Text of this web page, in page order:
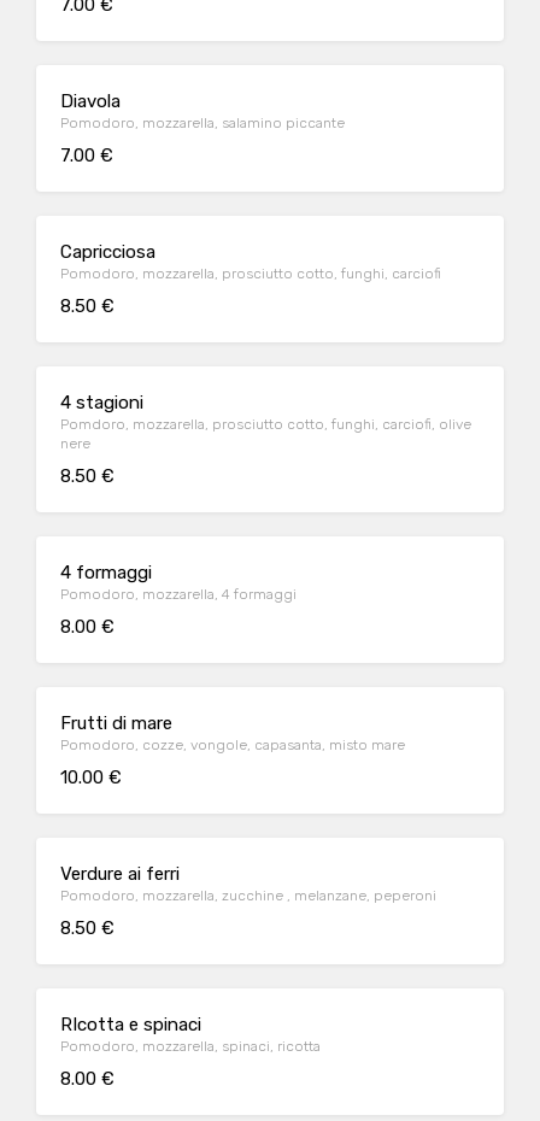
7.00 €
Diavola
Pomodoro, mozzarella, salamino piccante
7.00 €
Capricciosa
Pomodoro, mozzarella, prosciutto cotto, funghi, carciofi
8.50 €
4 stagioni
Pomdoro, mozzarella, prosciutto cotto, funghi, carciofi, olive
nere
8.50 €
4 formaggi
Pomodoro, mozzarella, 4 formaggi
8.00 €
Frutti di mare
Pomodoro, cozze, vongole, capasanta, misto mare
10.00 €
Verdure ai ferri
Pomodoro, mozzarella, zucchine , melanzane, peperoni
8.50 €
RIcotta e spinaci
Pomodoro, mozzarella, spinaci, ricotta
8.00 €